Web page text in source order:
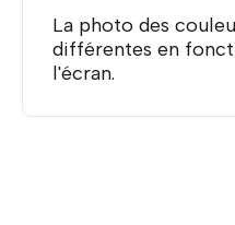
La photo des
différentes en
l'écran.